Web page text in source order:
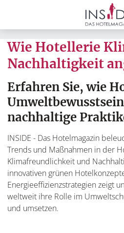
Wie Hotellerie
Nachhaltigkeit
Erfahren Sie, wie
nachhaltige
INSIDE - Das Hotelmagazin
Trends und Maßnahmen in der
Klimafreundlichkeit und
innovativen grünen
Energieeffizienzstrategien zeigt
weltweit ihre Rolle im
und umsetzen.